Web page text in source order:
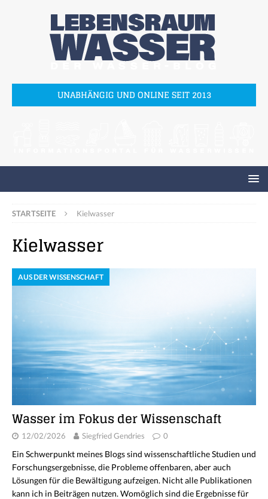
UNABHÄNGIG UND ONLINE SEIT 2013
STARTSEITE Kielwasser
Kielwasser
AUS DER WISSENSCHAFT
Wasser im Fokus der Wissenschaft
12/02/2026 Siegfried Gendries 0
Ein Schwerpunkt meines Blogs sind wissenschaftliche Studien und
Forschungsergebnisse, die Probleme offenbaren, aber auch
Lösungen für die Bewältigung aufzeigen. Nicht alle Publikationen
kann ich in Beiträgen nutzen. Womöglich sind die Ergebnisse für